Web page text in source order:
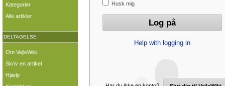
Husk mig
Help with logging in
Kategorier
Alle artikler
DELTAGELSE
Om VejleWiki
Skriv en artikel
Hjælp